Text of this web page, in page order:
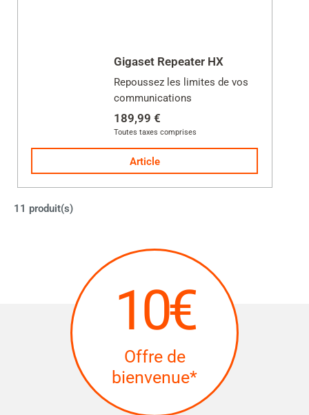
Gigaset Repeater HX
Repoussez les limites de vos
communications
189,99 €
Toutes taxes comprises
Article
11 produit(s)
10€
Offre de
bienvenue*